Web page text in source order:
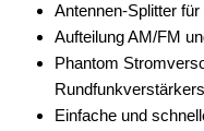
Antennen-Splitter
Aufteilung AM/FM
Phantom
Rundfunkverstärkers
Einfache und